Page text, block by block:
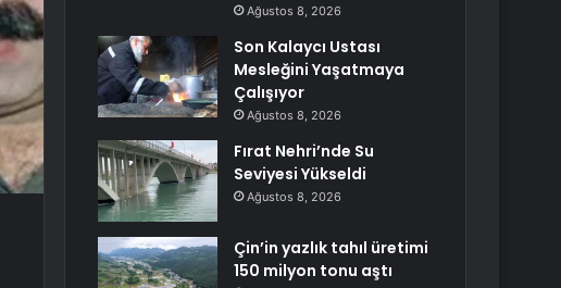
Ağustos 8, 2026
Son Kalaycı Ustası
Mesleğini Yaşatmaya
Çalışıyor
Ağustos 8, 2026
Fırat Nehri’nde Su
Seviyesi Yükseldi
Ağustos 8, 2026
Çin’in yazlık tahıl üretimi
150 milyon tonu aştı